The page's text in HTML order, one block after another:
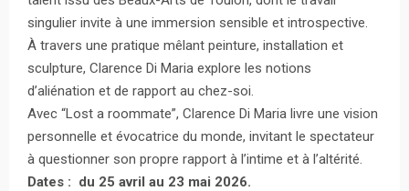
singulier invite à une immersion sensible et introspective.
À travers une pratique mêlant peinture, installation et
sculpture, Clarence Di Maria explore les notions
d’aliénation et de rapport au chez-soi.
Avec “Lost a roommate”, Clarence Di Maria livre une vision
personnelle et évocatrice du monde, invitant le spectateur
à questionner son propre rapport à l’intime et à l’altérité.
Dates : du 25 avril au 23 mai 2026.